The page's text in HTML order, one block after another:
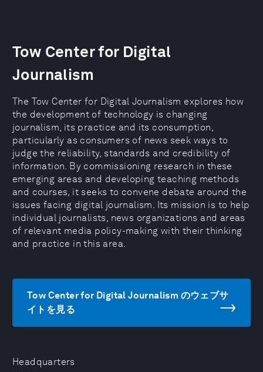
Headquarters
Tow Center for Digital
Journalism
The Tow Center for Digital Journalism explores how
the development of technology is changing
journalism, its practice and its consumption,
particularly as consumers of news seek ways to
judge the reliability, standards and credibility of
information. By commissioning research in these
emerging areas and developing teaching methods
and courses, it seeks to convene debate around the
issues facing digital journalism. Its mission is to help
individual journalists, news organizations and areas
of relevant media policy-making with their thinking
and practice in this area.
Tow Center for Digital Journalism のウェブサ
イトを見る